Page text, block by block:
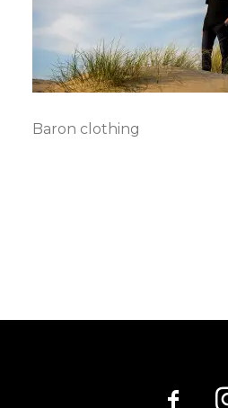
Baron clothing